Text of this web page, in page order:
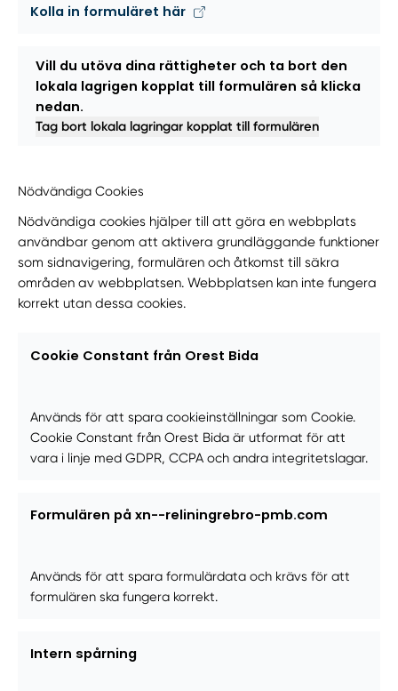
Kolla in formuläret här
Vill du utöva dina rättigheter och ta bort den
lokala lagrigen kopplat till formulären så klicka
nedan.
Tag bort lokala lagringar kopplat till formulären
Nödvändiga Cookies
Nödvändiga cookies hjälper till att göra en webbplats
användbar genom att aktivera grundläggande funktioner
som sidnavigering, formulären och åtkomst till säkra
områden av webbplatsen. Webbplatsen kan inte fungera
korrekt utan dessa cookies.
Cookie Constant från Orest Bida
Används för att spara cookieinställningar som Cookie.
Cookie Constant från Orest Bida är utformat för att
vara i linje med GDPR, CCPA och andra integritetslagar.
Formulären på xn--reliningrebro-pmb.com
Används för att spara formulärdata och krävs för att
formulären ska fungera korrekt.
Intern spårning